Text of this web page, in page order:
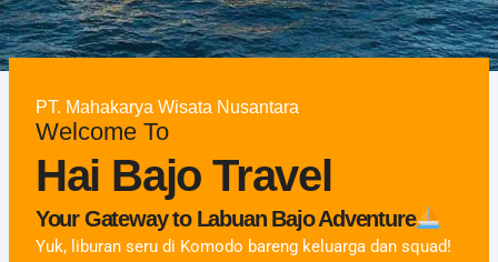
PT. Mahakarya Wisata Nusantara
Welcome To
Hai Bajo Travel
Your Gateway to Labuan Bajo Adventure
Yuk, liburan seru di Komodo bareng keluarga dan squad!